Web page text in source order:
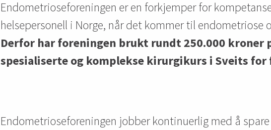
Endometrioseforeningen er en forkjemper for
helsepersonell i Norge, når det kommer til endometriose
Derfor har foreningen brukt rundt 250.000 kroner
spesialiserte og komplekse kirurgikurs i Sveits for
Endometrioseforeningen jobber kontinuerlig med å